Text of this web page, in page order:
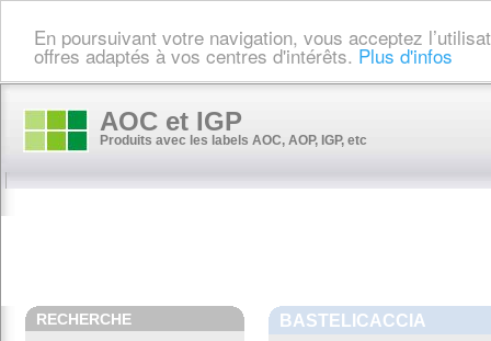
En poursuivant votre navigation, vous acceptez
offres adaptés à vos centres d'intérêts. Plus d'infos
AOC et IGP
Produits avec les labels AOC, AOP, IGP, etc
RECHERCHE BASTELICACCIA